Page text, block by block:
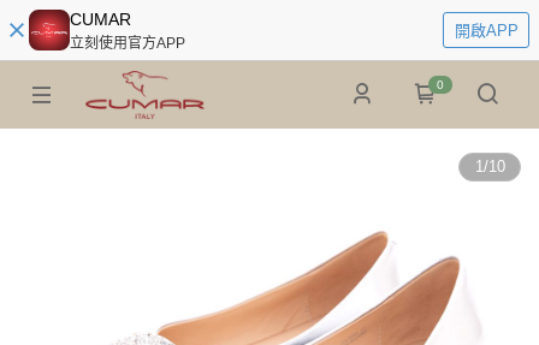
CUMAR
立刻使用官方APP
開啟APP
0
1/10